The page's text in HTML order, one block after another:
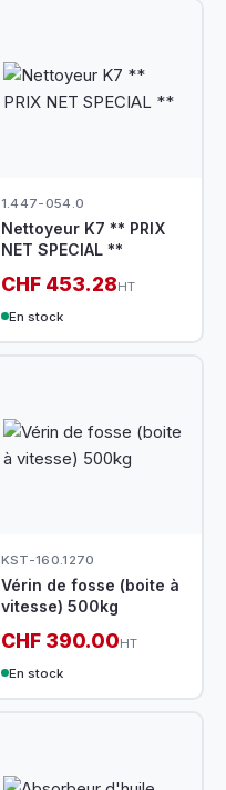
1.447-054.0
Nettoyeur K7 ** PRIX
NET SPECIAL **
CHF 453.28HT
En stock
KST-160.1270
Vérin de fosse (boite à
vitesse) 500kg
CHF 390.00HT
En stock